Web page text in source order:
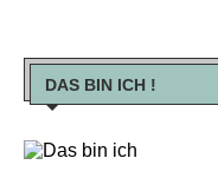
DAS BIN ICH !